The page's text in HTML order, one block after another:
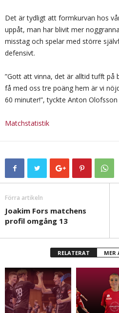
Det är tydligt att formkurvan hos
uppåt, man har blivit mer
misstag och spelar med större
defensivt.
”Gott att vinna, det är alltid tufft på
få med oss tre poäng hem är vi
60 minuter!”, tyckte Anton
Matchstatistik
Förra artikeln
Joakim Fors matchens
profil omgång 13
RELATERAT MER